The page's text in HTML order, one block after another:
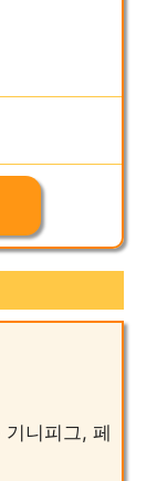
니피그, 페